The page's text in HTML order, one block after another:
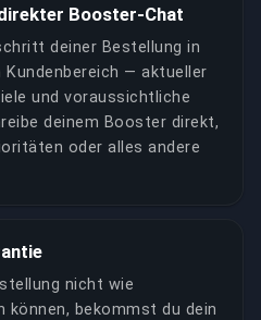
Booster-Chat
deiner Bestellung in
Kundenbereich — aktueller
und voraussichtliche
deinem Booster direkt,
oder alles andere
nicht wie
können, bekommst du dein